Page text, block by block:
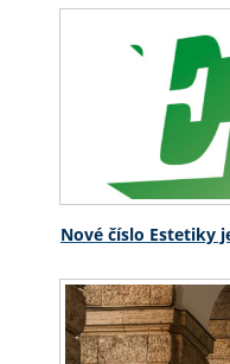
Nové číslo Estetiky